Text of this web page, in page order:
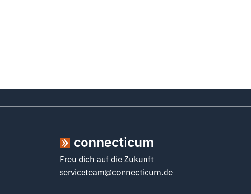
connecticum
Freu dich auf die Zukunft
serviceteam@connecticum.de